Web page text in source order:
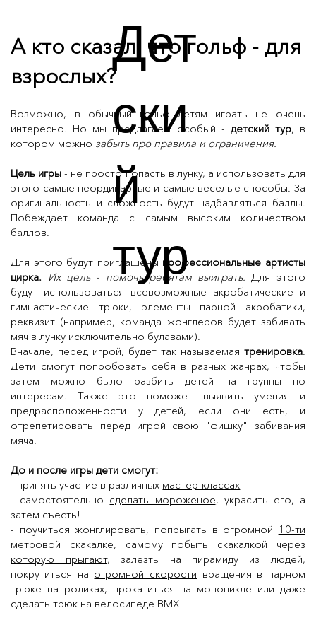
Дет
ски
й
тур
А кто сказал, что гольф - для
взрослых?
Возможно, в обычный гольф детям играть не очень
интересно. Но мы предлагаем особый - детский тур, в
котором можно забыть про правила и ограничения.
Цель игры - не просто попасть в лунку, а использовать для
этого самые неординарные и самые веселые способы. За
оригинальность и сложность будут надбавляться баллы.
Побеждает команда с самым высоким количеством
баллов.
Для этого будут приглашены профессиональные артисты
цирка. Их цель - помочь ребятам выиграть. Для этого
будут использоваться всевозможные акробатические и
гимнастические трюки, элементы парной акробатики,
реквизит (например, команда жонглеров будет забивать
мяч в лунку исключительно булавами).
Вначале, перед игрой, будет так называемая тренировка.
Дети смогут попробовать себя в разных жанрах, чтобы
затем можно было разбить детей на группы по
интересам. Также это поможет выявить умения и
предрасположенности у детей, если они есть, и
отрепетировать перед игрой свою "фишку" забивания
мяча.
До и после игры дети смогут:
- принять участие в различных мастер-классах
- самостоятельно сделать мороженое, украсить его, а
затем съесть!
- поучиться жонглировать, попрыгать в огромной 10-ти
метровой скакалке, самому побыть скакалкой через
которую прыгают, залезть на пирамиду из людей,
покрутиться на огромной скорости вращения в парном
трюке на роликах, прокатиться на моноцикле или даже
сделать трюк на велосипеде BMX